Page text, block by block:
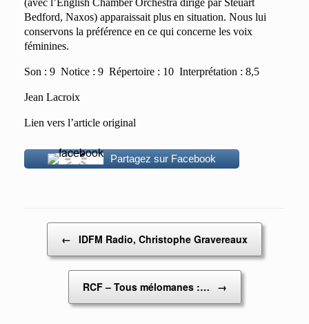
Bedford, Naxos) apparaissait plus en situation. Nous lui
conservons la préférence en ce qui concerne les voix
féminines.
Son : 9 Notice : 9 Répertoire : 10 Interprétation : 8,5
Jean Lacroix
Lien vers l’article original
Partagez sur Facebook
← IDFM Radio, Christophe Gravereaux
RCF – Tous mélomanes :… →